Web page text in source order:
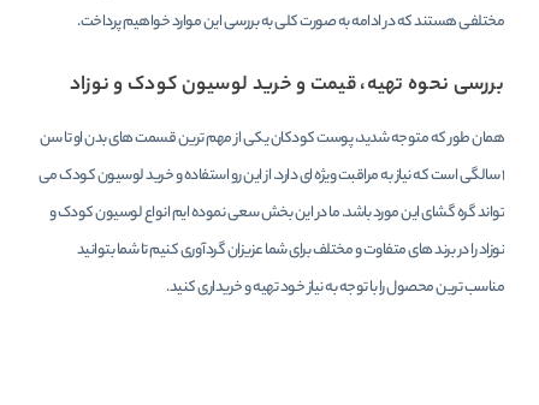
مختلفی هستند که در ادامه به صورت کلی به بررسی این موارد خواهیم پرداخت.
بررسی نحوه تهیه، قیمت و خرید لوسیون کودک و نوزاد
همان طور که متوجه شدید، پوست کودکان یکی از مهم ترین قسمت های بدن او تا سن
1 سالگی است که نیاز به مراقبت ویژه ای دارد. از این رو استفاده و خرید لوسیون کودک می
تواند گره گشای این مورد باشد. ما در این بخش سعی نموده ایم انواع لوسیون کودک و
نوزاد را در برند های متفاوت و مختلف برای شما عزیزان گردآوری کنیم تا شما بتوانید
مناسب ترین محصول را با توجه به نیاز خود تهیه و خریداری کنید.